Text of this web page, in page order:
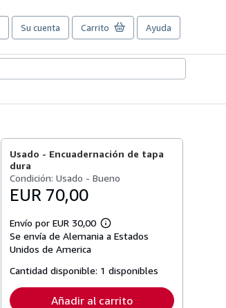
Su cuenta Carrito Ayuda
Usado - Encuadernación de tapa
dura
Condición: Usado - Bueno
EUR 70,00
Envío por EUR 30,00
Más
información
tarifas
envío
Se envía de Alemania a Estados
Unidos de America
Cantidad disponible: 1 disponibles
Añadir al carrito